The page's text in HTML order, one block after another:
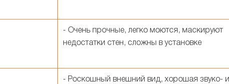
- Очень прочные, легко моются, маскируют
недостатки стен, сложны в установке
- Роскошный внешний вид, хорошая звуко- и